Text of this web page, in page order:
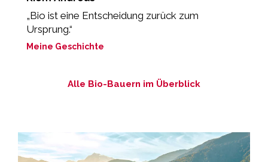
„Bio ist eine Entscheidung zurück zum
Ursprung.“
Meine Geschichte
Alle Bio-Bauern im Überblick